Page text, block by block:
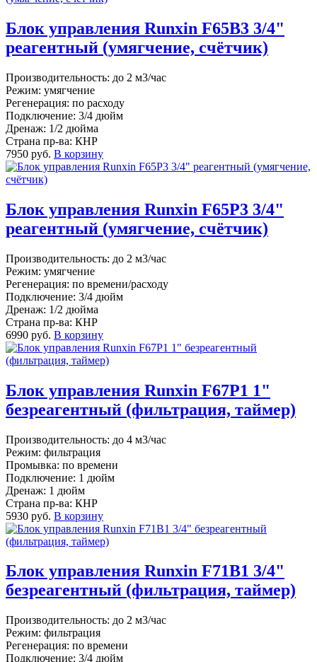
Блок управления Runxin F65B3 3/4"
реагентный (умягчение, счётчик)
Производительность: до 2 м3/час
Режим: умягчение
Регенерация: по расходу
Подключение: 3/4 дюйм
Дренаж: 1/2 дюйма
Страна пр-ва: КНР
7950 руб. В корзину
Блок управления Runxin F65P3 3/4"
реагентный (умягчение, счётчик)
Производительность: до 2 м3/час
Режим: умягчение
Регенерация: по времени/расходу
Подключение: 3/4 дюйм
Дренаж: 1/2 дюйма
Страна пр-ва: КНР
6990 руб. В корзину
Блок управления Runxin F67P1 1"
безреагентный (фильтрация, таймер)
Производительность: до 4 м3/час
Режим: фильтрация
Промывка: по времени
Подключение: 1 дюйм
Дренаж: 1 дюйм
Страна пр-ва: КНР
5930 руб. В корзину
Блок управления Runxin F71B1 3/4"
безреагентный (фильтрация, таймер)
Производительность: до 2 м3/час
Режим: фильтрация
Регенерация: по времени
Подключение: 3/4 дюйм